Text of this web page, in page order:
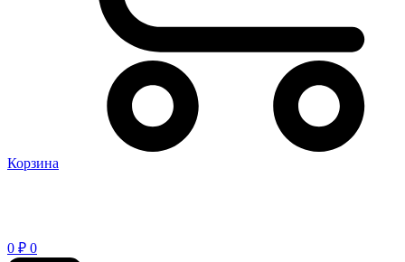
Корзина
0 ₽ 0